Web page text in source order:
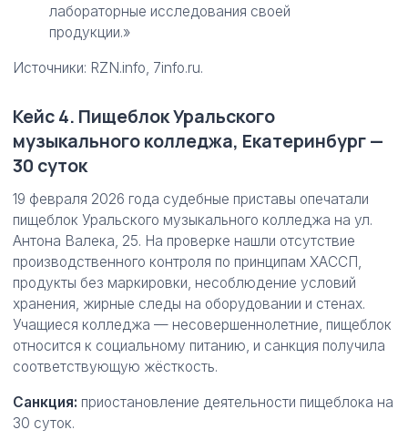
лабораторные исследования своей
продукции.»
Источники: RZN.info, 7info.ru.
Кейс 4. Пищеблок Уральского
музыкального колледжа, Екатеринбург —
30 суток
19 февраля 2026 года судебные приставы опечатали
пищеблок Уральского музыкального колледжа на ул.
Антона Валека, 25. На проверке нашли отсутствие
производственного контроля по принципам ХАССП,
продукты без маркировки, несоблюдение условий
хранения, жирные следы на оборудовании и стенах.
Учащиеся колледжа — несовершеннолетние, пищеблок
относится к социальному питанию, и санкция получила
соответствующую жёсткость.
Санкция: приостановление деятельности пищеблока на
30 суток.